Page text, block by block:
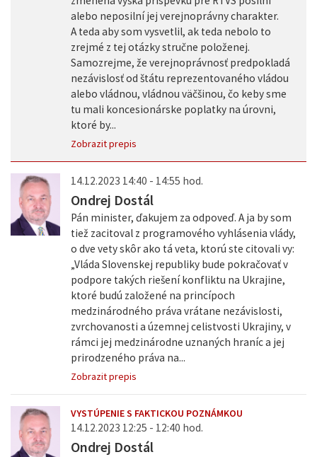
alebo neposilní jej verejnoprávny charakter.
A teda aby som vysvetlil, ak teda nebolo to
zrejmé z tej otázky stručne položenej.
Samozrejme, že verejnoprávnosť predpokladá
nezávislosť od štátu reprezentovaného vládou
alebo vládnou, vládnou väčšinou, čo keby sme
tu mali koncesionárske poplatky na úrovni,
ktoré by...
Zobrazit prepis
14.12.2023 14:40 - 14:55 hod.
Ondrej Dostál
Pán minister, ďakujem za odpoveď. A ja by som
tiež zacitoval z programového vyhlásenia vlády,
o dve vety skôr ako tá veta, ktorú ste citovali vy:
„Vláda Slovenskej republiky bude pokračovať v
podpore takých riešení konfliktu na Ukrajine,
ktoré budú založené na princípoch
medzinárodného práva vrátane nezávislosti,
zvrchovanosti a územnej celistvosti Ukrajiny, v
rámci jej medzinárodne uznaných hraníc a jej
prirodzeného práva na...
Zobrazit prepis
VYSTÚPENIE S FAKTICKOU POZNÁMKOU
14.12.2023 12:25 - 12:40 hod.
Ondrej Dostál